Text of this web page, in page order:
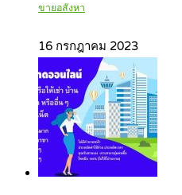
ขายอสังหา
16 กรกฎาคม 2023